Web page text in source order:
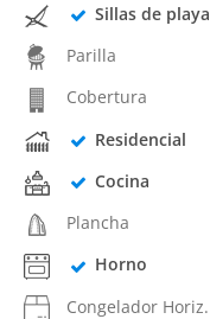
Sillas de playa
Parilla
Cobertura
Residencial
Cocina
Plancha
Horno
Congelador Horiz.